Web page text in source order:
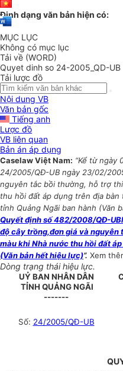
Định dạng văn bản hiện có:
MỤC LỤC
Không có mục lục
Tải về (WORD)
Quyet dinh so 24-2005_QD-
Tải lược đồ
Nội dung VB
Văn bản gốc
Tiếng anh
Lược đồ
VB liên quan
Bản án áp dụng
Caselaw Việt Nam: “Kể từ ngày
24/2005/QĐ-UB ngày 23/02/
nguyên tắc bồi thường, hỗ trợ
thu hồi đất áp dụng trên địa bàn
tỉnh Quảng Ngãi ban hành (Văn
Quyết định số 482/2008/QĐ-
độ cây trồng,đơn giá và
màu khi Nhà nước thu hồi đất
(Văn bản hết hiệu lực)”. Xem
Dòng trạng thái hiệu lực.
UỶ BAN NHÂN DÂN
TỈNH QUẢNG NGÃI
-------
Số: 24/2005/QĐ-UB